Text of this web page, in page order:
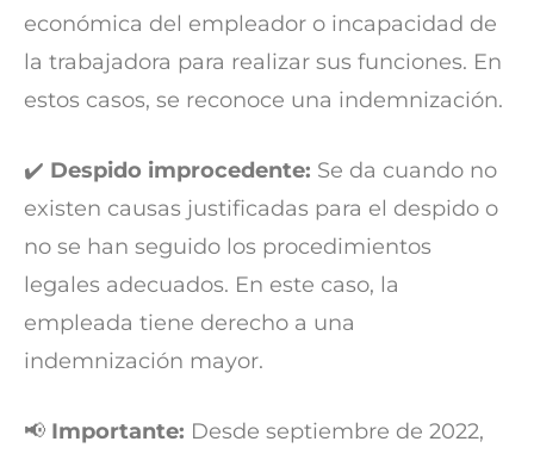
económica del empleador o incapacidad de
la trabajadora para realizar sus funciones. En
estos casos, se reconoce una indemnización.
✔️ Despido improcedente: Se da cuando no
existen causas justificadas para el despido o
no se han seguido los procedimientos
legales adecuados. En este caso, la
empleada tiene derecho a una
indemnización mayor.
📢 Importante: Desde septiembre de 2022,